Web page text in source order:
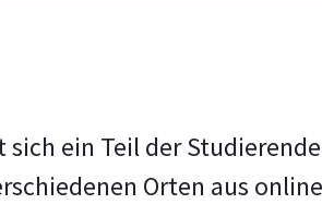
ein Teil der
Orten aus